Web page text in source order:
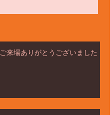
ご来場ありがとうございました！